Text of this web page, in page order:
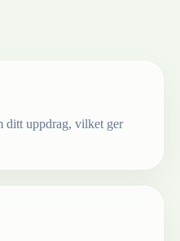
ditt uppdrag, vilket ger